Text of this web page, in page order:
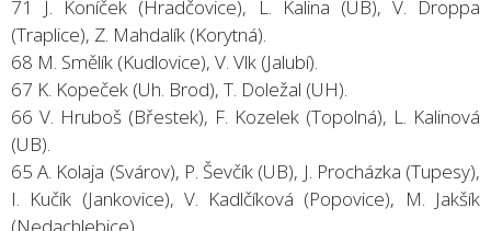
71 J. Koníček (Hradčovice), L. Kalina (UB), V. Droppa
(Traplice), Z. Mahdalík (Korytná).
68 M. Smělík (Kudlovice), V. Vlk (Jalubí).
67 K. Kopeček (Uh. Brod), T. Doležal (UH).
66 V. Hruboš (Břestek), F. Kozelek (Topolná), L. Kalinová
(UB).
65 A. Kolaja (Svárov), P. Ševčík (UB), J. Procházka (Tupesy),
I. Kučík (Jankovice), V. Kadlčíková (Popovice), M. Jakšík
(Nedachlebice).